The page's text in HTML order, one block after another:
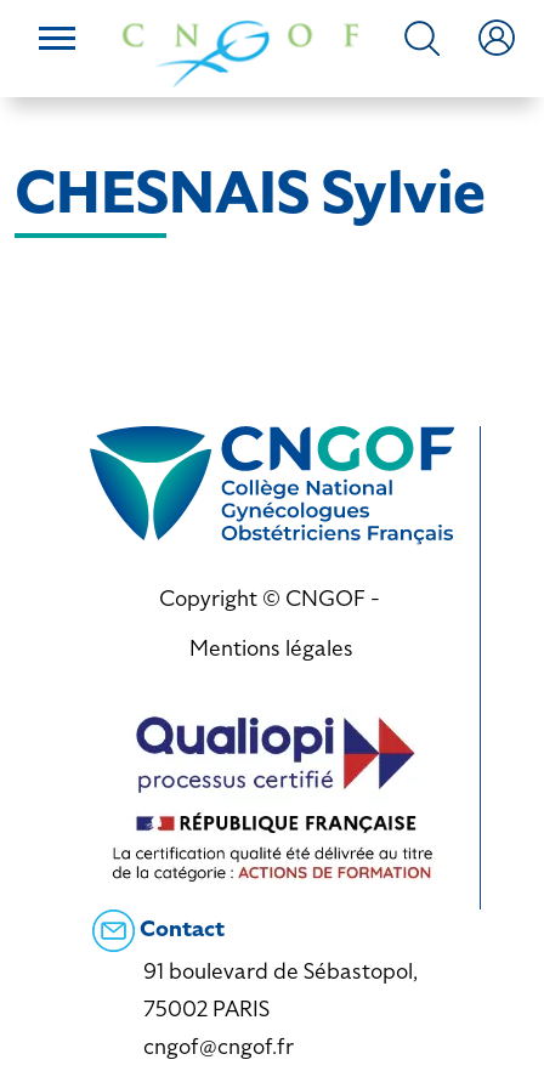
CHESNAIS Sylvie
Copyright © CNGOF -
Mentions légales
Contact
91 boulevard de Sébastopol,
75002 PARIS
cngof@cngof.fr